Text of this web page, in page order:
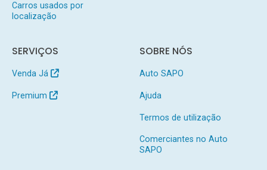
Carros usados por
localização
SERVIÇOS
Venda Já
Premium
SOBRE NÓS
Auto SAPO
Ajuda
Termos de utilização
Comerciantes no Auto
SAPO